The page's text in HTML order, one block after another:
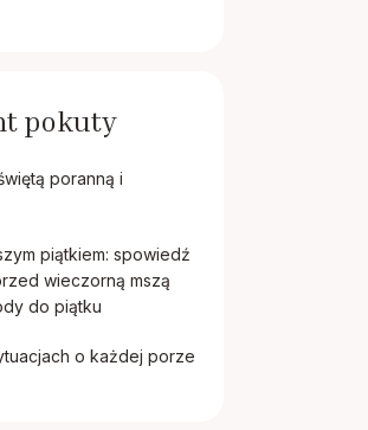
pokuty
poranną i
piątkiem: spowiedź
wieczorną mszą
do piątku
o każdej porze